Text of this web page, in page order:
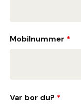
Mobilnummer *
Var bor du? *